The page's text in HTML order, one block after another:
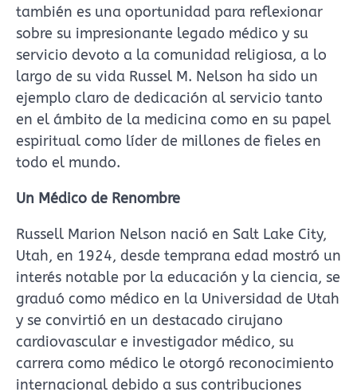
también es una oportunidad para reflexionar
sobre su impresionante legado médico y su
servicio devoto a la comunidad religiosa, a lo
largo de su vida Russel M. Nelson ha sido un
ejemplo claro de dedicación al servicio tanto
en el ámbito de la medicina como en su papel
espiritual como líder de millones de fieles en
todo el mundo.
Un Médico de Renombre
Russell Marion Nelson nació en Salt Lake City,
Utah, en 1924, desde temprana edad mostró un
interés notable por la educación y la ciencia, se
graduó como médico en la Universidad de Utah
y se convirtió en un destacado cirujano
cardiovascular e investigador médico, su
carrera como médico le otorgó reconocimiento
internacional debido a sus contribuciones